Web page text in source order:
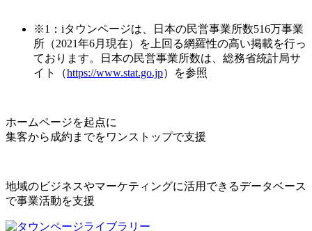
※1：iタウンページは、日本の民営事業所数516万事業
所（2021年6月現在）を上回る網羅性の高い掲載を行っ
ております。日本の民営事業所数は、総務省統計局サ
イト（https://www.stat.go.jp）を参照
ホームページを起点に
集客から成約までをワンストップで支援
地域のビジネスやマーケティングに活用できるデータベース
で事業活動を支援